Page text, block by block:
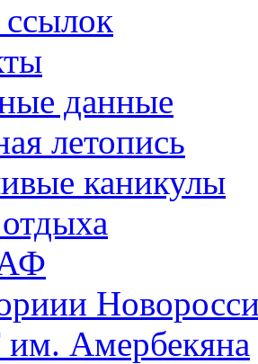
ссылок
данные
летопись
каникулы
Амербекяна